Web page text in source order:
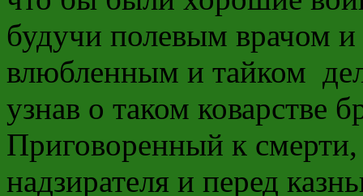
будучи полевым врачом
влюбленным и тайком
узнав о таком коварстве
Приговоренный к
надзирателя и перед